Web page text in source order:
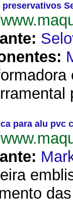
para alu pvc